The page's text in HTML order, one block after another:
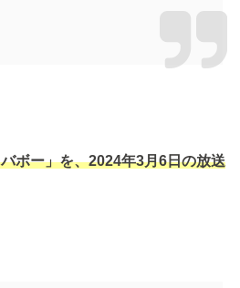
ボー」を、2024年3月6日の放送